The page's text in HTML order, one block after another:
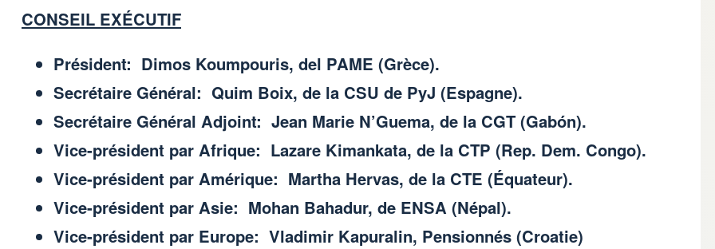
CONSEIL EXÉCUTIF
Président: Dimos Koumpouris, del PAME (Grèce).
Secrétaire Général: Quim Boix, de la CSU de PyJ (Espagne).
Secrétaire Général Adjoint: Jean Marie N’Guema, de la CGT (Gabón).
Vice-président par Afrique: Lazare Kimankata, de la CTP (Rep. Dem. Congo).
Vice-président par Amérique: Martha Hervas, de la CTE (Équateur).
Vice-président par Asie: Mohan Bahadur, de ENSA (Népal).
Vice-président par Europe: Vladimir Kapuralin, Pensionnés (Croatie)